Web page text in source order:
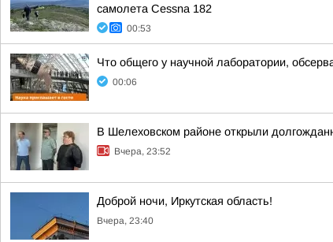
самолета Cessna 182
00:53
Что общего у научной лаборатории,
00:06
В Шелеховском районе открыли
Вчера, 23:52
Доброй ночи, Иркутская область!
Вчера, 23:40